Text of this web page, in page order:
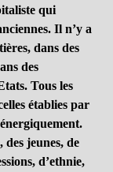
qui
Il n’y a
dans des
des
Tous les
établies par
jeunes, de
d’ethnie,